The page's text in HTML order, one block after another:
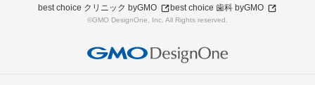
best choice クリニック byGMO
best choice 歯科 byGMO
©GMO DesignOne, Inc. All Rights reserved.